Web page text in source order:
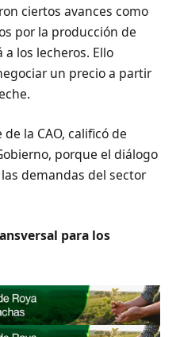
ciertos avances como
por la producción de
los lecheros. Ello
un precio a partir
la CAO, calificó de
porque el diálogo
demandas del sector
para los